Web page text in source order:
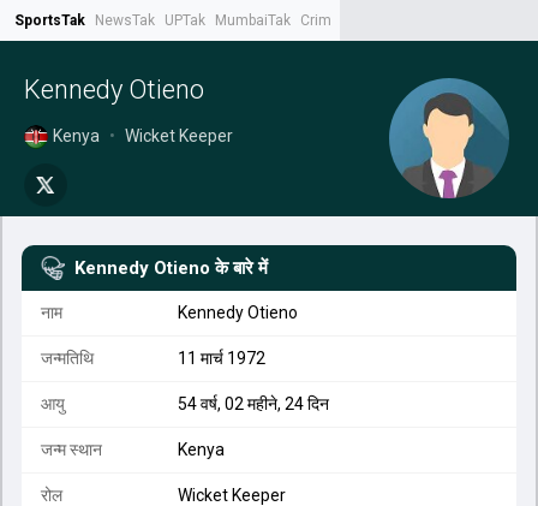
SportsTak NewsTak UPTak MumbaiTak CrimeTak
Kennedy Otieno
Kenya • Wicket Keeper
Kennedy Otieno के बारे में
नाम Kennedy Otieno
जन्मतिथि 11 मार्च 1972
आयु 54 वर्ष, 02 महीने, 24 दिन
जन्म स्थान Kenya
रोल Wicket Keeper